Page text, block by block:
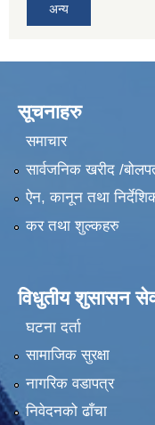
अन्य
सूचनाहरु
समाचार
सार्वजनिक खरीद /
ऐन, कानून तथा
कर तथा शुल्कहरु
विधुतीय शुसासन
घटना दर्ता
सामाजिक सुरक्षा
नागरिक वडापत्र
निवेदनको ढाँचा